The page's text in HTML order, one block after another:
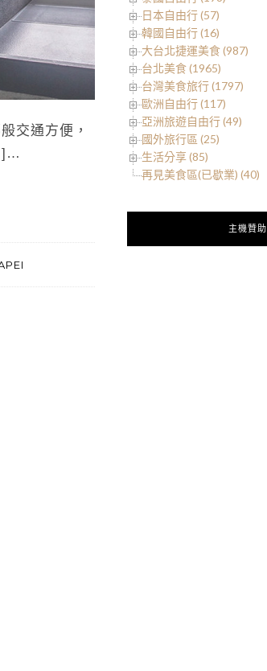
交通方便，
日本自由行 (57)
韓國自由行 (16)
大台北捷運美食 (987)
台北美食 (1965)
台灣美食旅行 (1797)
歐洲自由行 (117)
亞洲旅遊自由行 (49)
國外旅行區 (25)
生活分享 (85)
再見美食區(已歇業) (40)
主機贊助